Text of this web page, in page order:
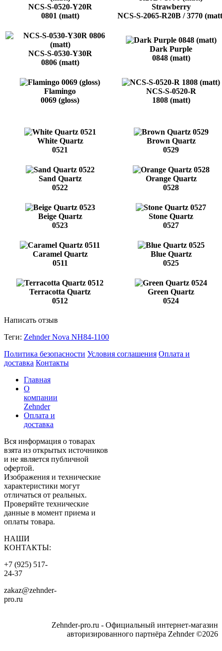
NCS-S-0520-Y20R
0801 (matt)
Strawberry
NCS-S-2065-R20B / 3770
NCS-S-0530-Y30R
0806 (matt)
Dark Purple
0848 (matt)
Flamingo
0069 (gloss)
NCS-S-0520-R
1808 (matt)
White Quartz
0521
Brown Quartz
0529
Sand Quartz
0522
Orange Quartz
0528
Beige Quartz
0523
Stone Quartz
0527
Caramel Quartz
0511
Blue Quartz
0525
Terracotta Quartz
0512
Green Quartz
0524
Написать отзыв
Теги: Zehnder Nova NH84-1100
Политика безопасности Условия соглашения Оплата и
доставка Контакты
Главная
О
компании
Zehnder
Оплата и
доставка
Вся информация о товарах
взята из открытых источников
и не является публичной
офертой.
Изображения и технические
характеристики могут
отличаться от реальных.
Проверяйте технические
данные в момент приема и
оплаты товара.
НАШИ
КОНТАКТЫ:
+7 (925) 517-
24-37
zakaz@zehnder-
pro.ru
Zehnder-pro.ru - Официальный интернет-магазин
авторизированного партнёра Zehnder ©2026